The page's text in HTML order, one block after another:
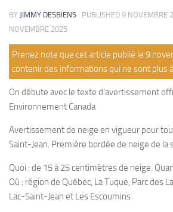
BY JIMMY DESBIENS · PUBLISHED 9 NOVEMBRE
NOVEMBRE 2025
Prenez note que cet article publié le 9
contenir des informations qui ne sont plus
On débute avec le texte d’avertissement
Environnement Canada
Avertissement de neige en vigueur pour
Saint-Jean. Première bordée de neige de la
Quoi : de 15 à 25 centimètres de neige.
Où : région de Québec, La Tuque, Parc des
Lac-Saint-Jean et Les Escoumins